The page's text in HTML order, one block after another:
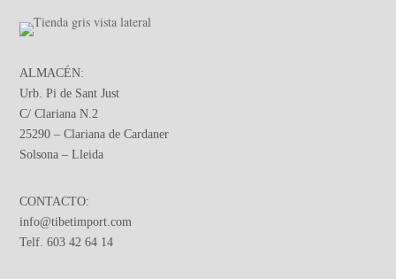
ALMACÉN:
Urb. Pi de Sant Just
C/ Clariana N.2
25290 – Clariana de Cardaner
Solsona – Lleida
CONTACTO:
info@tibetimport.com
Telf. 603 42 64 14